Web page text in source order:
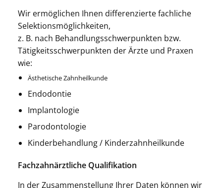
Wir ermöglichen Ihnen differenzierte fachliche
Selektionsmöglichkeiten,
z. B. nach Behandlungsschwerpunkten bzw.
Tätigkeitsschwerpunkten der Ärzte und Praxen
wie:
Ästhetische Zahnheilkunde
Endodontie
Implantologie
Parodontologie
Kinderbehandlung / Kinderzahnheilkunde
Fachzahnärztliche Qualifikation
In der Zusammenstellung Ihrer Daten können wir